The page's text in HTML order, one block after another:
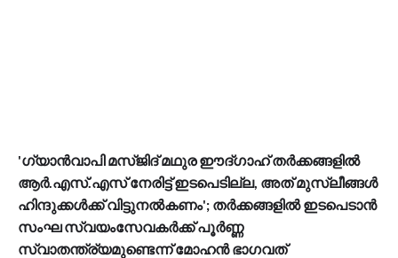
'ഗ്യാൻവാപി മസ്ജിദ് മഥുര ഈദ്​ഗാഹ് തർക്കങ്ങളിൽ
ആർ.എസ്.എസ് നേരിട്ട് ഇടപെടില്ല, അത് മുസ്ലീങ്ങൾ
ഹിന്ദുക്കൾക്ക് വിട്ടുനൽകണം'; തർക്കങ്ങളിൽ ഇടപെടാൻ
സംഘ സ്വയംസേവകർക്ക് പൂർണ്ണ
സ്വാതന്ത്ര്യമുണ്ടെന്ന് മോഹൻ ഭാ​ഗവത്